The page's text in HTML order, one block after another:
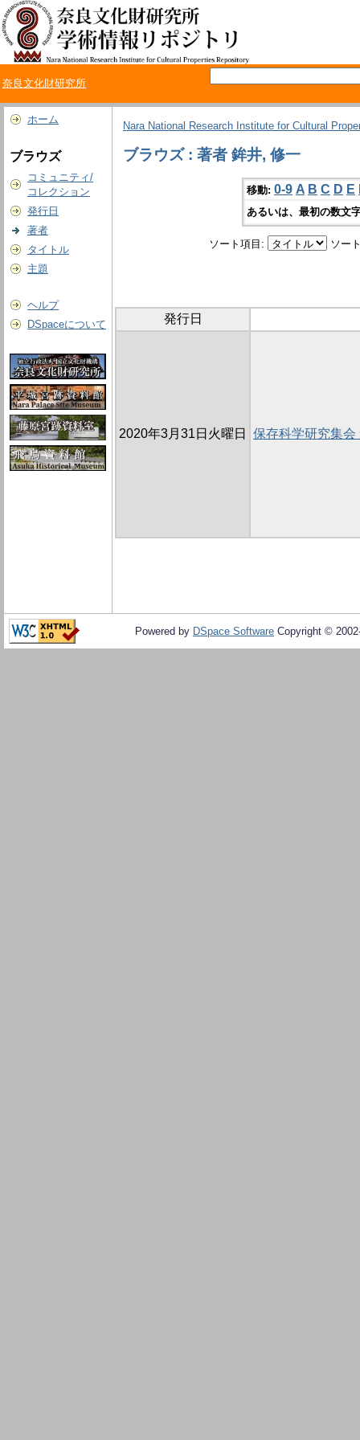
奈良文化財研究所
ホーム
ブラウズ
コミュニティ/
コレクション
発行日
著者
タイトル
主題
ヘルプ
DSpaceについて
Nara National Research Institute for Cultural
ブラウズ : 著者 鉾井, 修一
移動: 0-9 A B C D E
あるいは、最初の数文
ソート項目: ソー
発行日
2020年3月31日火曜日 保存科学研究集
Powered by DSpace Software Copyright ©